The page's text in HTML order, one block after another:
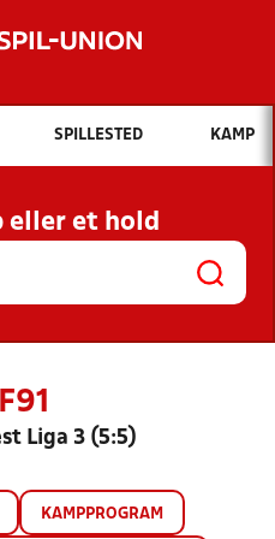
Hvad vil du søge efter?
OG NYHEDER
KLUBBER OG
SPILLESTED KAMP
eller et hold
Liga 3 (5:5)
KAMPPROGRAM